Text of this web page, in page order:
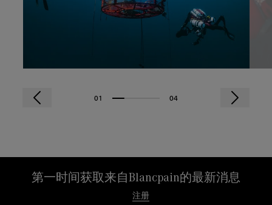
01 04
第一时间获取来自Blancpain的最新消息
注册